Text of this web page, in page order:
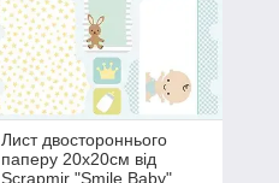
Лист двостороннього
паперу 20х20см від
Scrapmir "Smile Baby"